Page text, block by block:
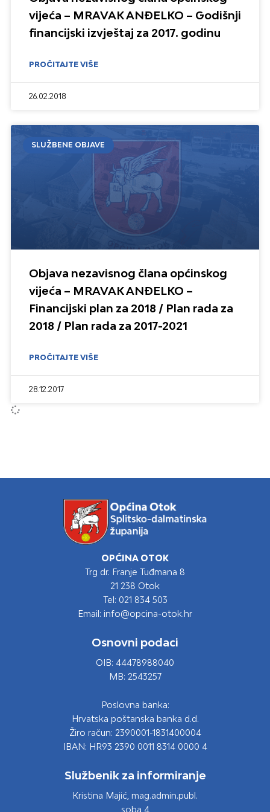
vijeća – MRAVAK ANĐELKO – Godišnji
financijski izvještaj za 2017. godinu
PROČITAJTE VIŠE
26.02.2018
SLUŽBENE OBJAVE
Objava nezavisnog člana općinskog
vijeća – MRAVAK ANĐELKO –
Financijski plan za 2018 / Plan rada za
2018 / Plan rada za 2017-2021
PROČITAJTE VIŠE
28.12.2017
OPĆINA OTOK
Trg dr. Franje Tuđmana 8
21 238 Otok
Tel: 021 834 503
Email: info@opcina-otok.hr
Osnovni podaci
OIB: 44478988040
MB: 2543257
Poslovna banka:
Hrvatska poštanska banka d.d.
Žiro račun: 2390001-1831400004
IBAN: HR93 2390 0011 8314 0000 4
Službenik za informiranje
Kristina Majić, mag.admin.publ.
soba 4